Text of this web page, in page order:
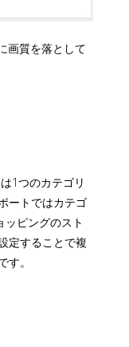
画質を落として
1つのカテゴリ
ートではカテゴ
ッピングのスト
定することで複
。